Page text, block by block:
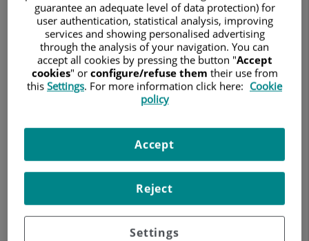
paciente.
¿Qué estudia la odontología?
Nuestras unidades de odontología están centradas en la
salud bucodental y tenemos en cuenta tanto el aspecto
estético como el funcional.
dependiendo de las patologías que se deban tratar y de las
necesidades de cada paciente. Por este motivo, los
odontólogos de Quirónsalud se especializan en siete áreas
principales:
se encarga de corregir la
posición de los dientes para facilitar la función
masticatoria o para mejorar la estética.
guarantee an adequate level of data protection) for
user authentication, statistical analysis, improving
services and showing personalised advertising
through the analysis of your navigation. You can
accept all cookies by pressing the button "Accept
cookies" or configure/refuse them their use from
this Settings. For more information click here: Cookie
policy
Settings
Reject
Accept